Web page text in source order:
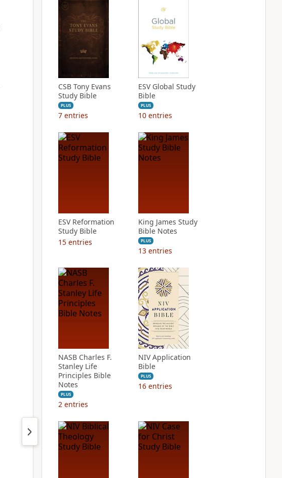
CSB Tony Evans
Study Bible
PLUS
7 entries
ESV Global Study
Bible
PLUS
10 entries
ESV Reformation
Study Bible
15 entries
King James Study
Bible Notes
PLUS
13 entries
NASB Charles F.
Stanley Life
Principles Bible
Notes
PLUS
2 entries
NIV Application
Bible
PLUS
16 entries